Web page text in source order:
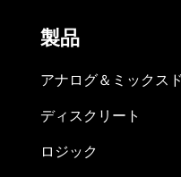
製品
アナログ＆ミックス
ディスクリート
ロジック